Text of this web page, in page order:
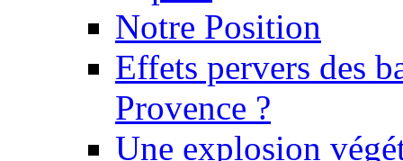
Notre Position
Effets pervers des
Provence ?
Une explosion